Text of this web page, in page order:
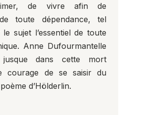
de vivre afin de
toute dépendance, tel
sujet l’essentiel de toute
Anne Dufourmantelle
dans cette mort
courage de se saisir du
d’Hölderlin.